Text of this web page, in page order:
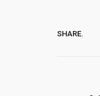
SHARE.